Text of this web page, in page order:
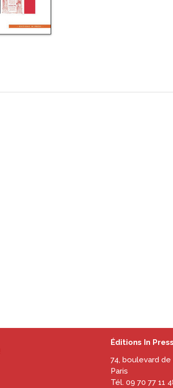
Éditions In Press
74, boulevard de
Paris
Tél. 09 70 77 11